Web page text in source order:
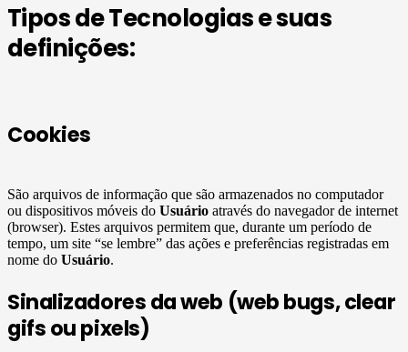
Tipos de Tecnologias e suas
definições:
Cookies
São arquivos de informação que são armazenados no computador
ou dispositivos móveis do Usuário através do navegador de internet
(browser). Estes arquivos permitem que, durante um período de
tempo, um site “se lembre” das ações e preferências registradas em
nome do Usuário.
Sinalizadores da web (web bugs, clear
gifs ou pixels)